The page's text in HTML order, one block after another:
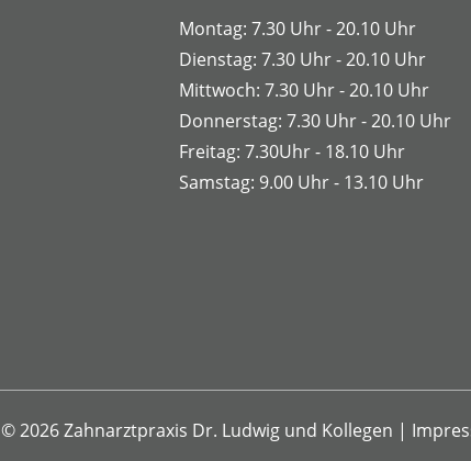
Montag: 7.30 Uhr - 20.10 Uhr
Dienstag: 7.30 Uhr - 20.10 Uhr
Mittwoch: 7.30 Uhr - 20.10 Uhr
Donnerstag: 7.30 Uhr - 20.10 Uhr
Freitag: 7.30Uhr - 18.10 Uhr
Samstag: 9.00 Uhr - 13.10 Uhr
© 2026 Zahnarztpraxis Dr. Ludwig und Kollegen |